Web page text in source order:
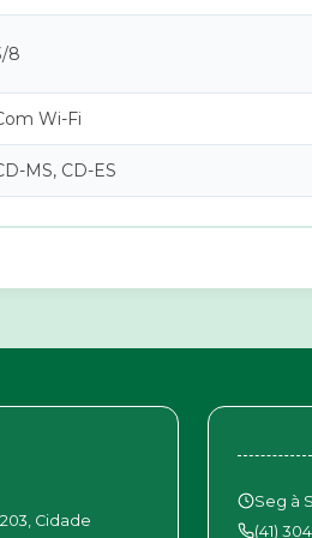
8
Wi-Fi
MS, CD-ES
Cidade
Seg à
(41)